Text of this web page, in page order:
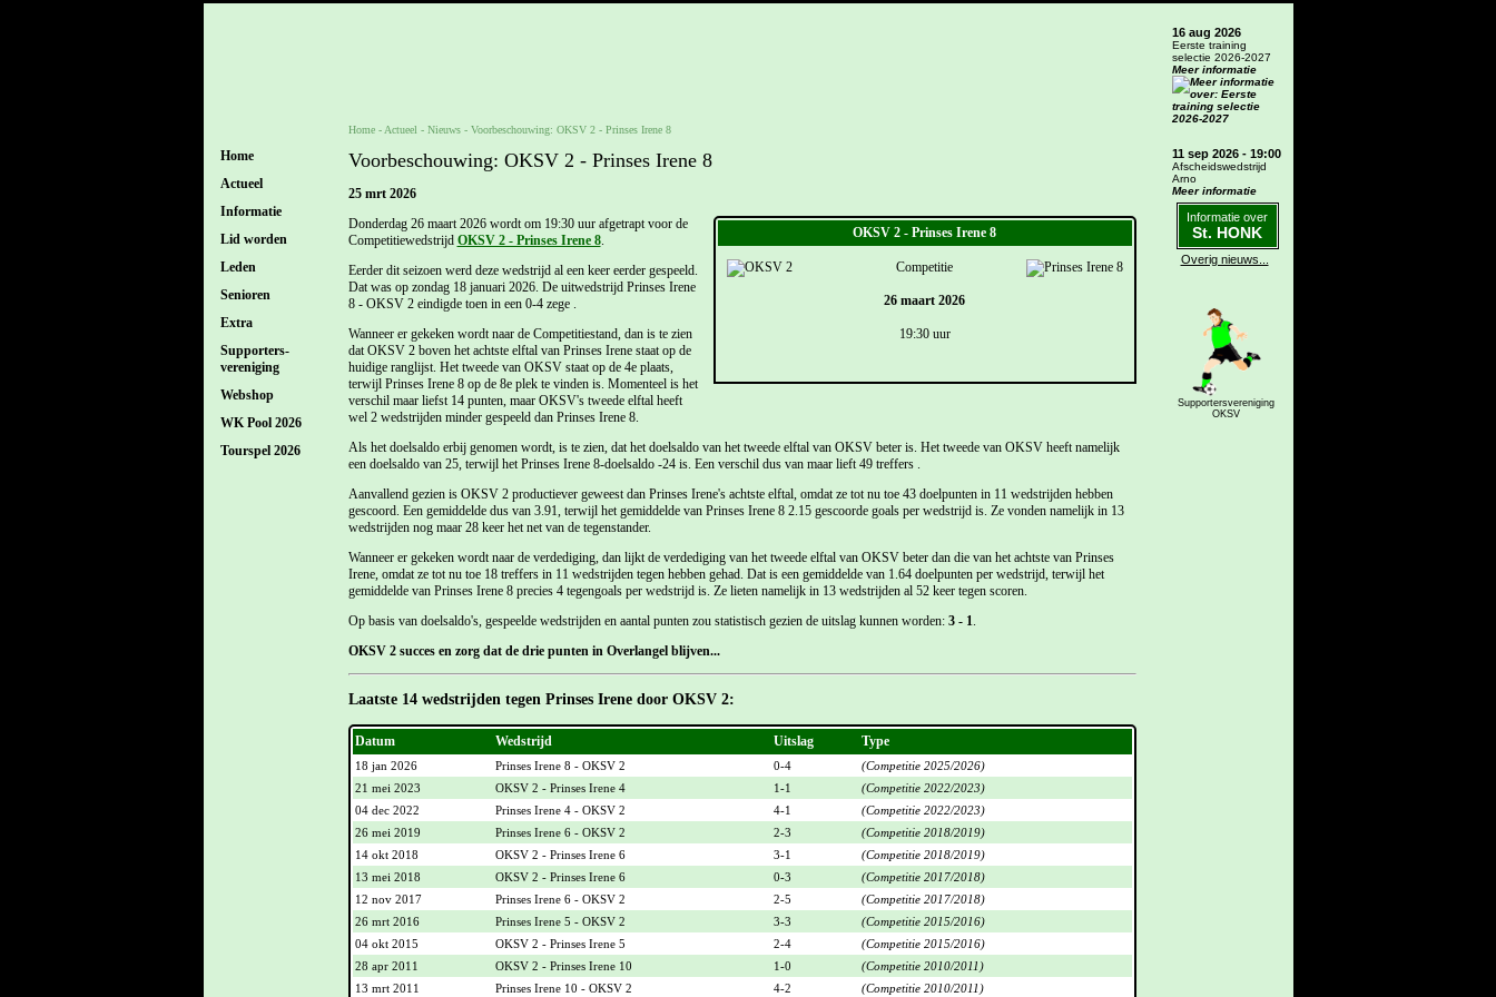
Home
Actueel
Informatie
Lid worden
Leden
Senioren
Extra
Supporters-
vereniging
Webshop
WK Pool 2026
Tourspel 2026
Home- Actueel - Nieuws- Voorbeschouwing: OKSV 2 - Prinses Irene 8
Voorbeschouwing: OKSV 2 - Prinses Irene 8
25 mrt 2026
OKSV 2 - Prinses Irene 8
Competitie
26 maart 2026
19:30 uur
Donderdag 26 maart 2026 wordt om 19:30 uur afgetrapt voor de
Competitiewedstrijd OKSV 2 - Prinses Irene 8.
Eerder dit seizoen werd deze wedstrijd al een keer eerder gespeeld.
Dat was op zondag 18 januari 2026. De uitwedstrijd Prinses Irene
8 - OKSV 2 eindigde toen in een 0-4 zege .
Wanneer er gekeken wordt naar de Competitiestand, dan is te zien
dat OKSV 2 boven het achtste elftal van Prinses Irene staat op de
huidige ranglijst. Het tweede van OKSV staat op de 4e plaats,
terwijl Prinses Irene 8 op de 8e plek te vinden is. Momenteel is het
verschil maar liefst 14 punten, maar OKSV's tweede elftal heeft
wel 2 wedstrijden minder gespeeld dan Prinses Irene 8.
Als het doelsaldo erbij genomen wordt, is te zien, dat het doelsaldo van het tweede elftal van OKSV beter is. Het tweede van OKSV heeft namelijk
een doelsaldo van 25, terwijl het Prinses Irene 8-doelsaldo -24 is. Een verschil dus van maar lieft 49 treffers .
Aanvallend gezien is OKSV 2 productiever geweest dan Prinses Irene's achtste elftal, omdat ze tot nu toe 43 doelpunten in 11 wedstrijden hebben
gescoord. Een gemiddelde dus van 3.91, terwijl het gemiddelde van Prinses Irene 8 2.15 gescoorde goals per wedstrijd is. Ze vonden namelijk in 13
wedstrijden nog maar 28 keer het net van de tegenstander.
Wanneer er gekeken wordt naar de verdediging, dan lijkt de verdediging van het tweede elftal van OKSV beter dan die van het achtste van Prinses
Irene, omdat ze tot nu toe 18 treffers in 11 wedstrijden tegen hebben gehad. Dat is een gemiddelde van 1.64 doelpunten per wedstrijd, terwijl het
gemiddelde van Prinses Irene 8 precies 4 tegengoals per wedstrijd is. Ze lieten namelijk in 13 wedstrijden al 52 keer tegen scoren.
Op basis van doelsaldo's, gespeelde wedstrijden en aantal punten zou statistisch gezien de uitslag kunnen worden: 3 - 1.
OKSV 2 succes en zorg dat de drie punten in Overlangel blijven...
Laatste 14 wedstrijden tegen Prinses Irene door OKSV 2:
Datum Wedstrijd Uitslag Type
18 jan 2026 Prinses Irene 8 - OKSV 2 0-4
(Competitie 2025/2026)
21 mei 2023
OKSV 2 - Prinses Irene 4 1-1
(Competitie 2022/2023)
04 dec 2022
Prinses Irene 4 - OKSV 2 4-1
(Competitie 2022/2023)
26 mei 2019
Prinses Irene 6 - OKSV 2 2-3
(Competitie 2018/2019)
14 okt 2018
OKSV 2 - Prinses Irene 6 3-1
(Competitie 2018/2019)
13 mei 2018
OKSV 2 - Prinses Irene 6 0-3
(Competitie 2017/2018)
12 nov 2017
Prinses Irene 6 - OKSV 2 2-5
(Competitie 2017/2018)
26 mrt 2016
Prinses Irene 5 - OKSV 2 3-3
(Competitie 2015/2016)
04 okt 2015
OKSV 2 - Prinses Irene 5 2-4
(Competitie 2015/2016)
28 apr 2011
OKSV 2 - Prinses Irene 10 1-0
(Competitie 2010/2011)
13 mrt 2011
Prinses Irene 10 - OKSV 2 4-2 (Competitie 2010/2011)
16 aug 2026
Eerste training
selectie 2026-2027
Meer informatie
11 sep 2026 - 19:00
Afscheidswedstrijd
Arno
Meer informatie
Informatie over
St. HONK
Overig nieuws...
Supportersvereniging
OKSV